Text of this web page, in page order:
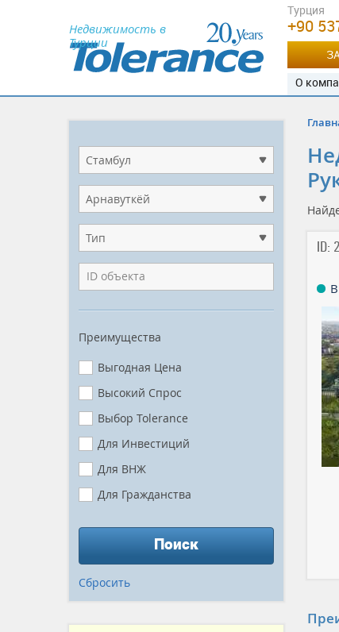
Недвижимость в
Турции
Турция
+90
О
ID:
Стамбул
Арнавуткёй
Тип
Преимущества
Выгодная Цена
Высокий Спрос
Выбор Tolerance
Для Инвестиций
Для ВНЖ
Для Гражданства
В РассрочкуПоиск
Сбросить